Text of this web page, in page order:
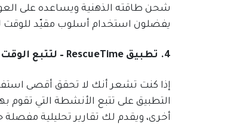
شحن طاقته الذهنية ويساعده على
يفضلون استخدام أسلوب مقيّد للوقت
4. تطبيق RescueTime – لتتبع الوقت وتحليل الإنتاجية
التطبيق على تتبع الأنشطة التي تقوم
أخرى، ويقدم لك تقارير تحليلية